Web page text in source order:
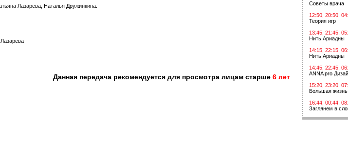
Лазарева, Наталья Дружинкина.
Данная передача рекомендуется для просмотра лицам старше 6 лет
Советы врача
12:50, 20:50,
Теория игр
13:45, 21:45,
Нить Ариадны
14:15, 22:15,
Нить Ариадны
14:45, 22:45,
ANNA pro
15:20, 23:20,
Большая жизнь
16:44, 00:44,
Заглянем в